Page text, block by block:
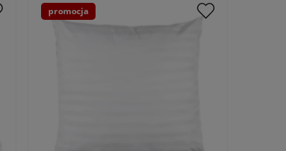
promocja